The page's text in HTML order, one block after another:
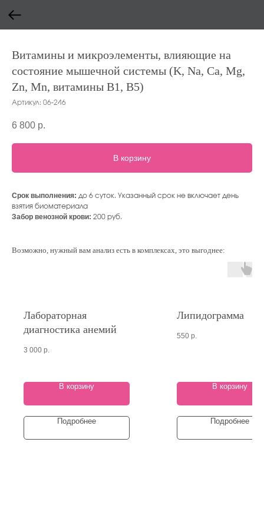
Витамины и микроэлементы, влияющие на
состояние мышечной системы (K, Na, Ca, Mg,
Zn, Mn, витамины B1, B5)
Артикул: 06-246
6 800 р.
В корзину
Срок выполнения: до 6 суток. Указанный срок не включает день
взятия биоматериала
Забор венозной крови: 200 руб.
Возможно, нужный вам анализ есть в комплексах, это выгоднее:
Лабораторная
диагностика анемий
3 000 р.
В корзину
Подробнее
Липидограмма
550 р.
В корзину
Подробнее